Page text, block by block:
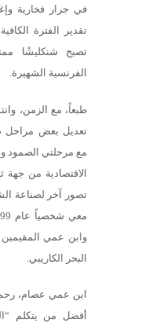
في جرار فخارية
تقدير الفترة
تصبح شنكليشًا
الفرنسية الشهيرة.
طبعاً، مع الزمن،
تعديل بعض مراحل
مع مرحلتي الصمود
الاقتصادية من جهة
تصور آخر لصناعة
وابن عمي
البحر الكاريبي.
ابن عمي عصام،
أفضل من يتكلم